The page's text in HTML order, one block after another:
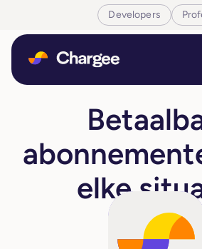
Developers
elke